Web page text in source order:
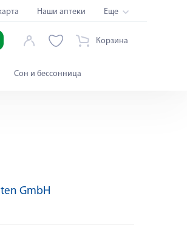
Наши аптеки Еще
Корзина
Сон и бессонница
GmbH